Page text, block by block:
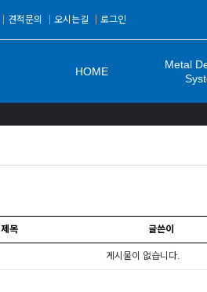
견적문의 오시는길 로그인
HOME
Metal
제목 글쓴이
게시물이 없습니다.